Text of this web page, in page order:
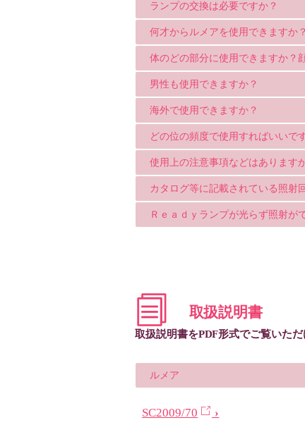
ランプの交換は必要ですか？
何才からルメアを使用できますか？
体のどの部分に使用できますか？
男性も使用できますか？
海外で使用できますか？
どの位の頻度で使用すればいいで
使用上の注意事項などはあります
カタログ等に記載されている照射
Ｒｅａｄｙランプが光らず照射が
取扱説明書
取扱説明書をPDF形式でご覧いただ
ルメア
SC2009/70